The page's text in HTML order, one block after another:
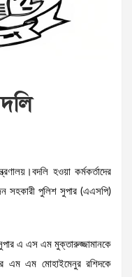
হওয়া কর্মকর্তাদের
সহকারী পুলিশ সুপার (এএসপি)
এ এস এম মুক্তারুজ্জামানকে
এম এম মোহাইমেনুর রশিদকে